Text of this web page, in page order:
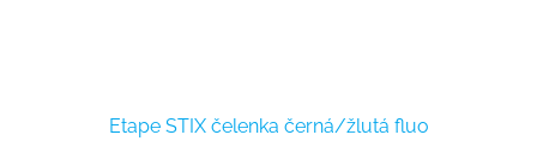
Etape STIX čelenka černá/žlutá fluo